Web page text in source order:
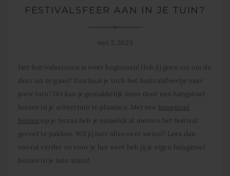
FESTIVALSFEER AAN IN JE TUIN?
mei 3, 2023
Het festivalseizoen is weer begonnen! Heb jij geen zin om de
deur uit te gaan? Dan haal je toch het festivalsfeertje naar
jouw tuin? Dit kan je gemakkelijk doen door een hangstoel
buiten in je achtertuin te plaatsen. Met een hangstoel
buiten op je terras heb je namelijk al meteen het festival
gevoel te pakken. Wil jij hier alles over weten? Lees dan
vooral verder en voor je het weet heb jij je eigen hangstoel
buiten in je tuin staan!